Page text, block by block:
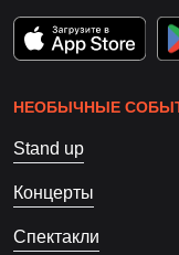
НЕОБЫЧНЫЕ
Stand up
Концерты
Спектакли